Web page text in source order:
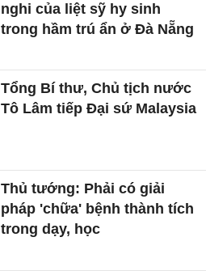
nghi của liệt sỹ hy sinh
trong hầm trú ẩn ở Đà Nẵng
Tổng Bí thư, Chủ tịch nước
Tô Lâm tiếp Đại sứ Malaysia
Thủ tướng: Phải có giải
pháp 'chữa' bệnh thành tích
trong dạy, học